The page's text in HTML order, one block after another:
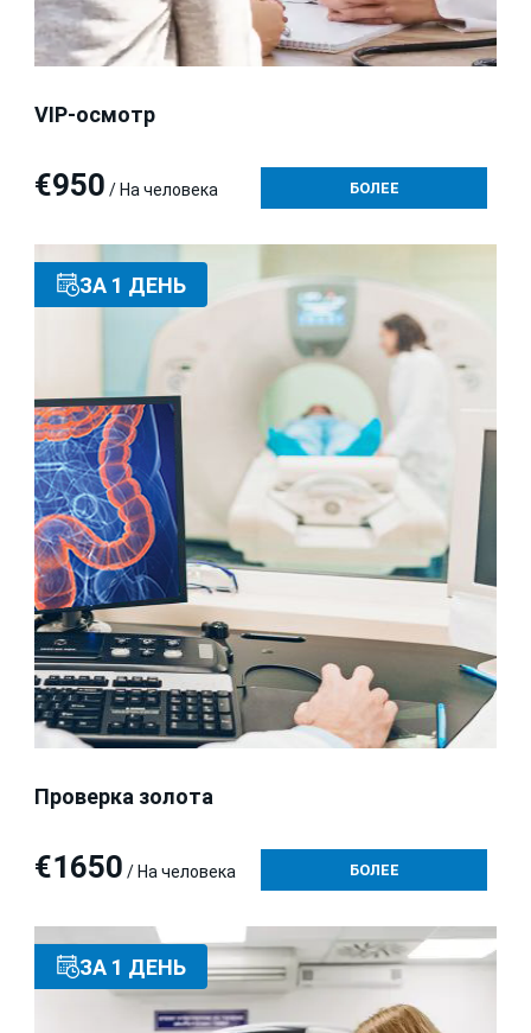
VIP-осмотр
€950 / На человека БОЛЕЕ
ЗА 1 ДЕНЬ
Проверка золота
€1650 / На человека БОЛЕЕ
ЗА 1 ДЕНЬ